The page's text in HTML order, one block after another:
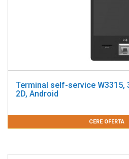
Terminal self-service W3315,
2D, Android
CERE OFERTA